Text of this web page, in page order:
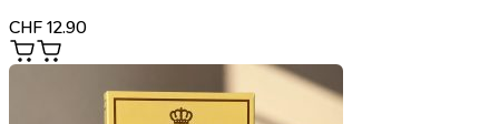
CHF 12.90